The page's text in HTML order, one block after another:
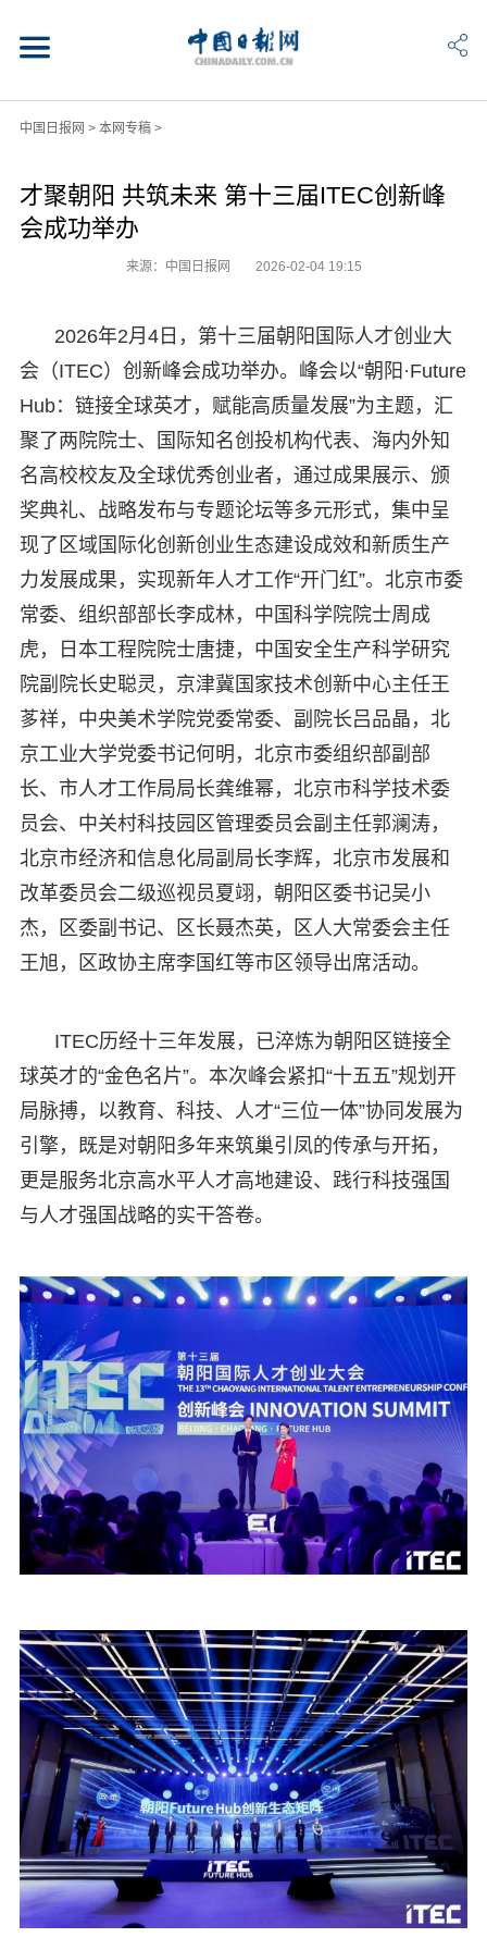
中国日报网 > 本网专稿>
才聚朝阳 共筑未来 第十三届ITEC创新峰
会成功举办
来源：中国日报网 2026-02-04 19:15
2026年2月4日，第十三届朝阳国际人才创业大
会（ITEC）创新峰会成功举办。峰会以“朝阳·Future
Hub：链接全球英才，赋能高质量发展”为主题，汇
聚了两院院士、国际知名创投机构代表、海内外知
名高校校友及全球优秀创业者，通过成果展示、颁
奖典礼、战略发布与专题论坛等多元形式，集中呈
现了区域国际化创新创业生态建设成效和新质生产
力发展成果，实现新年人才工作“开门红”。北京市委
常委、组织部部长李成林，中国科学院院士周成
虎，日本工程院院士唐捷，中国安全生产科学研究
院副院长史聪灵，京津冀国家技术创新中心主任王
茤祥，中央美术学院党委常委、副院长吕品晶，北
京工业大学党委书记何明，北京市委组织部副部
长、市人才工作局局长龚维幂，北京市科学技术委
员会、中关村科技园区管理委员会副主任郭澜涛，
北京市经济和信息化局副局长李辉，北京市发展和
改革委员会二级巡视员夏翊，朝阳区委书记吴小
杰，区委副书记、区长聂杰英，区人大常委会主任
王旭，区政协主席李国红等市区领导出席活动。
ITEC历经十三年发展，已淬炼为朝阳区链接全
球英才的“金色名片”。本次峰会紧扣“十五五”规划开
局脉搏，以教育、科技、人才“三位一体”协同发展为
引擎，既是对朝阳多年来筑巢引凤的传承与开拓，
更是服务北京高水平人才高地建设、践行科技强国
与人才强国战略的实干答卷。